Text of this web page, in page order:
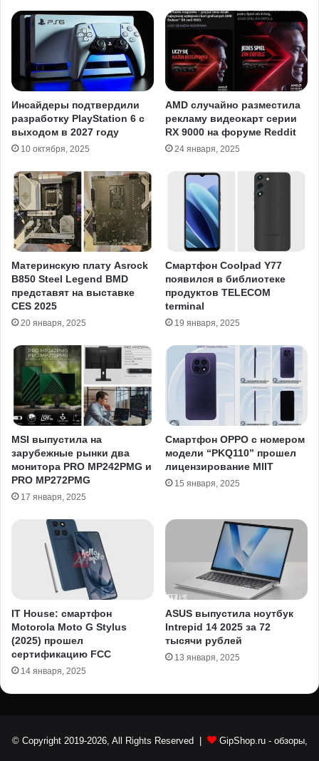
Инсайдеры подтвердили
разработку PlayStation 6 с
выходом в 2027 году
10 октября, 2025
AMD случайно разместила
рекламу видеокарт серии
RX 9000 на форуме Reddit
24 января, 2025
Материнскую плату Asrock
B850 Steel Legend BMD
представят на выставке
CES 2025
20 января, 2025
Смартфон Coolpad Y77
появился в библиотеке
продуктов TELECOM
terminal
19 января, 2025
MSI выпустила на
зарубежные рынки два
монитора PRO MP242PMG и
PRO MP272PMG
17 января, 2025
Смартфон OPPO с номером
модели “PKQ110” прошел
лицензирование MIIT
15 января, 2025
IT House: смартфон
Motorola Moto G Stylus
(2025) прошел
сертификацию FCC
14 января, 2025
ASUS выпустила ноутбук
Intrepid 14 2025 за 72
тысячи рублей
13 января, 2025
© Copyright 2019-2026, All Rights Reserved | GipShop.ru- обзоры,